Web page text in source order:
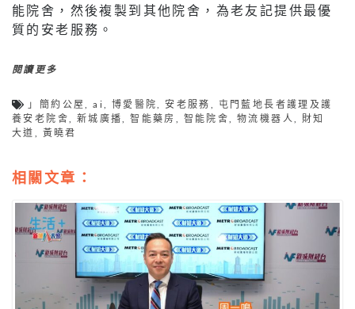
能院舍，然後複製到其他院舍，為老友記提供最優
質的安老服務。
閱讀更多
」簡約公屋,ai, 博愛醫院,安老服務 , 屯門藍地長者護理及護
養安老院舍, 新城廣播,智能藥房 , 智能院舍,物流機器人, 財知
大道 , 黃曉君
相關文章：